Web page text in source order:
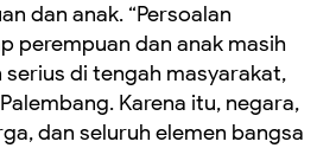
dan anak. “Persoalan
perempuan dan anak masih
di tengah masyarakat,
Karena itu, negara,
dan seluruh elemen bangsa